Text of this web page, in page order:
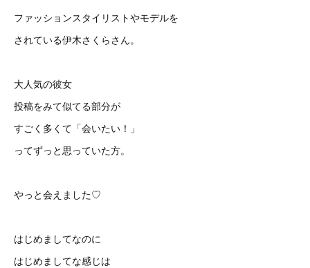
ファッションスタイリストやモデルを
されている伊木さくらさん。
大人気の彼女
投稿をみて似てる部分が
すごく多くて「会いたい！」
ってずっと思っていた方。
やっと会えました♡
はじめましてなのに
はじめましてな感じは